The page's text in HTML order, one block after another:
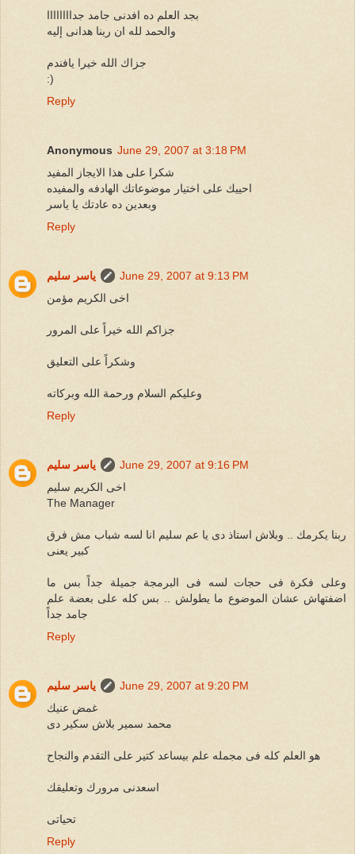
بجد العلم ده افدنى جامد جداااااااا
والحمد لله ان ربنا هدانى إليه
جزاك الله خيرا يافندم
:)
Reply
Anonymous June 29, 2007 at 3:18 PM
شكرا على هذا الايجاز المفيد
احييك على اختيار موضوعاتك الهادفه والمفيده
وبعدين ده عادتك يا ياسر
Reply
ياسر سليم
June 29, 2007 at 9:13 PM
اخى الكريم مؤمن
جزاكم الله خيراً على المرور
وشكراً على التعليق
وعليكم السلام ورحمة الله وبركاته
Reply
ياسر سليم
June 29, 2007 at 9:16 PM
اخى الكريم سليم
The Manager
ربنا يكرمك .. وبلاش استاذ دى يا عم سليم انا لسه شباب مش فرق
كبير يعنى
وعلى فكرة فى حجات لسه فى البرمجة جميلة جداً بس ما
اضفتهاش عشان الموضوع ما يطولش .. بس كله على بعضة علم
جامد جداً
Reply
ياسر سليم
June 29, 2007 at 9:20 PM
غمض عنيك
محمد سمير بلاش سكير دى
هو العلم كله فى مجمله علم بيساعد كتير على التقدم والنجاح
اسعدنى مرورك وتعليقك
تحياتى
Reply